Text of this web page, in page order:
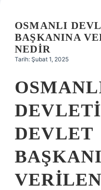
Hakkımızda
OSMANLI
BAŞKANINA
NEDIR
Tarih: Şubat 1, 2025
DEVLET